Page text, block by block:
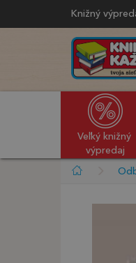
Knižný
Veľký knižný
výpredaj